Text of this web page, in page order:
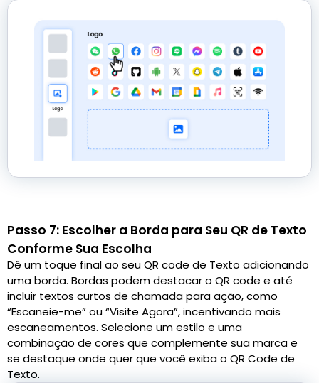
Passo 7: Escolher a Borda para Seu QR de Texto
Conforme Sua Escolha
Dê um toque final ao seu QR code de Texto adicionando
uma borda. Bordas podem destacar o QR code e até
incluir textos curtos de chamada para ação, como
“Escaneie-me” ou “Visite Agora”, incentivando mais
escaneamentos. Selecione um estilo e uma
combinação de cores que complemente sua marca e
se destaque onde quer que você exiba o QR Code de
Texto.